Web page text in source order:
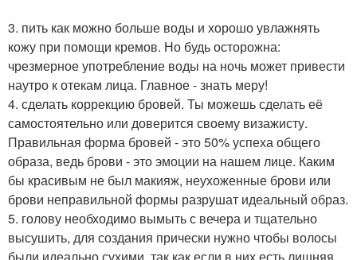
3. пить как можно больше воды и хорошо увлажнять
кожу при помощи кремов. Но будь осторожна:
чрезмерное употребление воды на ночь может привести
наутро к отекам лица. Главное - знать меру!
4. сделать коррекцию бровей. Ты можешь сделать её
самостоятельно или доверится своему визажисту.
Правильная форма бровей - это 50% успеха общего
образа, ведь брови - это эмоции на нашем лице. Каким
бы красивым не был макияж, неухоженные брови или
брови неправильной формы разрушат идеальный образ.
5. голову необходимо вымыть с вечера и тщательно
высушить, для создания прически нужно чтобы волосы
были идеально сухими, так как если в них есть лишняя